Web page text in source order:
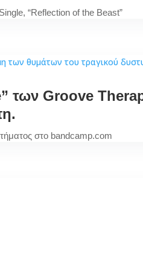
“Reflection of the Beast”
των Groove
στο bandcamp.com